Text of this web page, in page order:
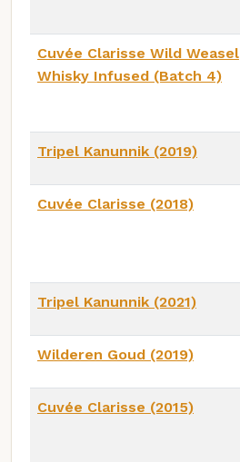
Cuvée Clarisse Wild Weasel
Whisky Infused (Batch 4)
Tripel Kanunnik (2019)
Cuvée Clarisse (2018)
Tripel Kanunnik (2021)
Wilderen Goud (2019)
Cuvée Clarisse (2015)